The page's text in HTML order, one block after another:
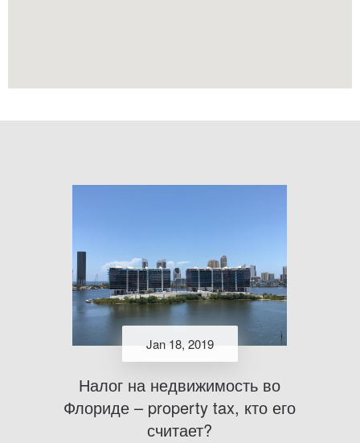
Jan 18, 2019
Налог на недвижимость во
Флориде – property tax, кто его
считает?